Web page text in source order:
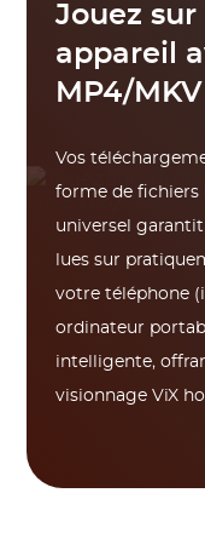
Jouez
appareil
MP4/MKV
Vos
forme de fichiers
universel
lues sur
votre téléphone
ordinateur
intelligente,
visionnage ViX